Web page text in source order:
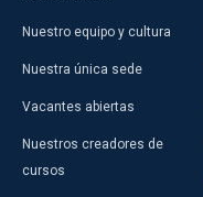
Nuestro equipo y cultura
Nuestra única sede
Vacantes abiertas
Nuestros creadores de
cursos